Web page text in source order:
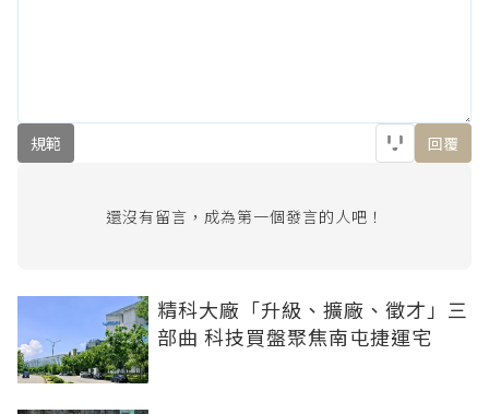
規範 回覆
還沒有留言，成為第一個發言的人吧！
精科大廠「升級、擴廠、徵才」三
部曲 科技買盤聚焦南屯捷運宅